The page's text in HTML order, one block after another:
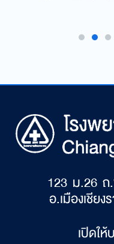
123 ม.26 ถ.
อ.เมืองเชียง
เปิดให้